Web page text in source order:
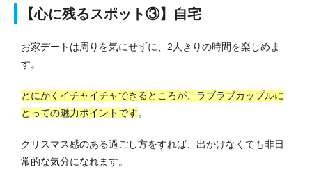
【心に残るスポット③】自宅
お家デートは周りを気にせずに、2人きりの時間を楽しめま
す。
とにかくイチャイチャできるところが、ラブラブカップルに
とっての魅力ポイントです。
クリスマス感のある過ごし方をすれば、出かけなくても非日
常的な気分になれます。